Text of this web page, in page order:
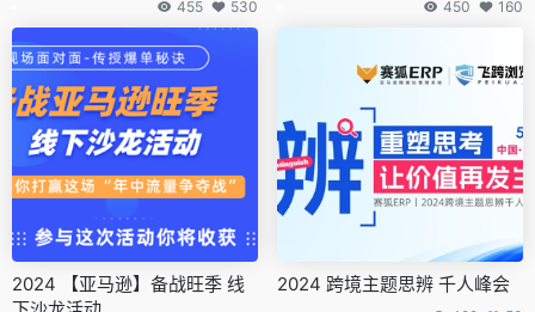
455 530 450 160
2024 【亚马逊】备战旺季 线
2024 跨境主题思辨 千人峰会